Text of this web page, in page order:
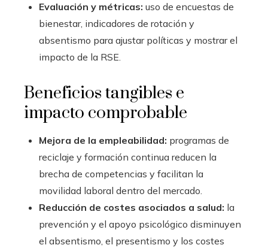
Evaluación y métricas: uso de encuestas de
bienestar, indicadores de rotación y
absentismo para ajustar políticas y mostrar el
impacto de la RSE.
Beneficios tangibles e
impacto comprobable
Mejora de la empleabilidad: programas de
reciclaje y formación continua reducen la
brecha de competencias y facilitan la
movilidad laboral dentro del mercado.
Reducción de costes asociados a salud: la
prevención y el apoyo psicológico disminuyen
el absentismo, el presentismo y los costes